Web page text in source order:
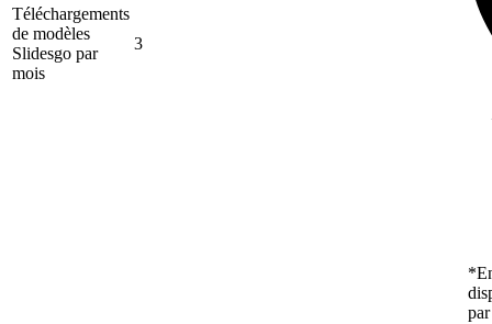
Téléchargements
de modèles
Slidesgo par
mois
3